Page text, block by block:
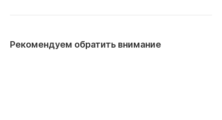
Рекомендуем обратить внимание